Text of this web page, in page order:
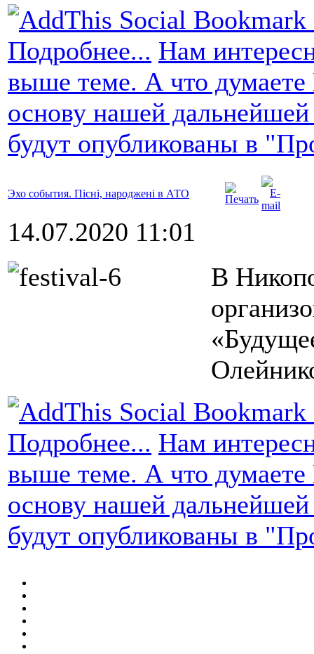
Подробнее... Нам
выше теме. А что
основу нашей
будут опубликованы в
Эхо события. Пісні, народжені в АТО
14.07.2020 11:01
В
Подробнее... Нам
выше теме. А что
основу нашей
будут опубликованы в